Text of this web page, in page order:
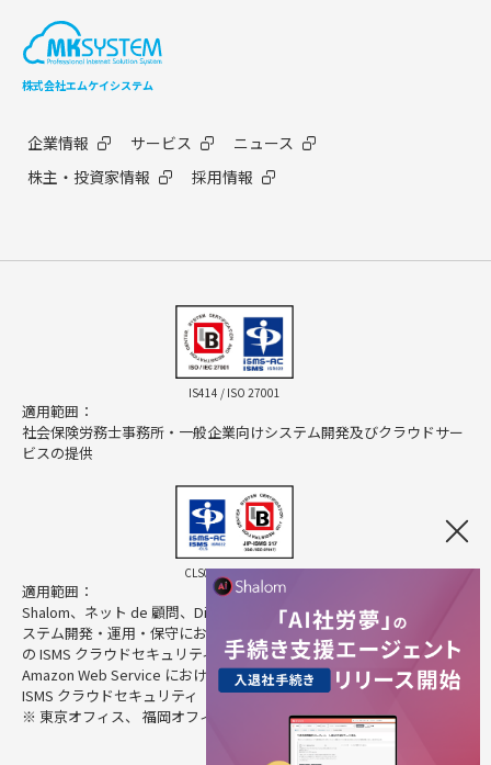
株式会社エムケイシステム
企業情報 サービス
ニュース
株主・投資家情報
採用情報
IS414 / ISO 27001
適用範囲：
社会保険労務士事務所・一般企業向けシステム開発及びクラウドサー
ビスの提供
CLS025 / ISO 27017
適用範囲：
Shalom、ネット de 顧問、Direct HR、Cloud Pocket の提供に係るシ
ステム開発・運用・保守におけるクラウドサービスプロバイダとして
の ISMS クラウドセキュリティ
Amazon Web Service におけるクラウドサービスカスタマとしての
ISMS クラウドセキュリティ
※ 東京オフィス、 福岡オフィスを除く